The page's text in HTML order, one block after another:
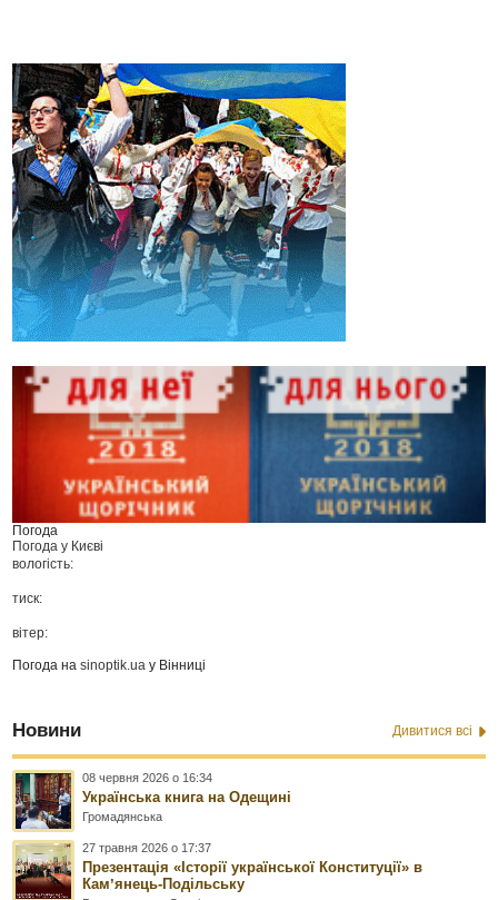
Погода
Погода у Києві
вологість:
тиск:
вітер:
Погода наsinoptik.ua у Вінниці
Новини Дивитися всі
08 червня 2026 о 16:34
Українська книга на Одещині
Громадянська
27 травня 2026 о 17:37
Презентація «Історії української Конституції» в
Камʼянець-Подільську